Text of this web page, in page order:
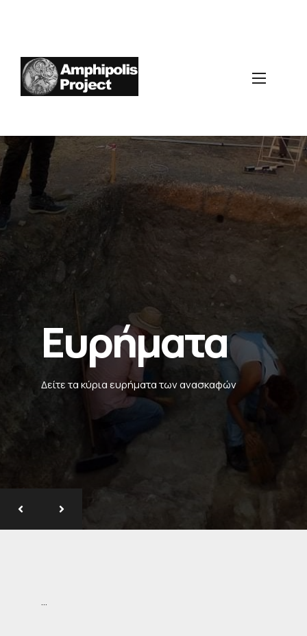
Ευρήματα
Δείτε τα κύρια ευρήματα των ανασκαφών
Ευρήματα
Δείτε τα κύρια ευρήματα των ανασκαφών
Ευρήματα
Δείτε τα κύρια ευρήματα των ανασκαφών
…